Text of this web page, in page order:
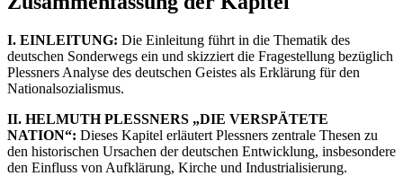
I. EINLEITUNG: Die Einleitung führt in die Thematik des
deutschen Sonderwegs ein und skizziert die Fragestellung bezüglich
Plessners Analyse des deutschen Geistes als Erklärung für den
Nationalsozialismus.
II. HELMUTH PLESSNERS „DIE VERSPÄTETE
NATION“: Dieses Kapitel erläutert Plessners zentrale Thesen zu
den historischen Ursachen der deutschen Entwicklung, insbesondere
den Einfluss von Aufklärung, Kirche und Industrialisierung.